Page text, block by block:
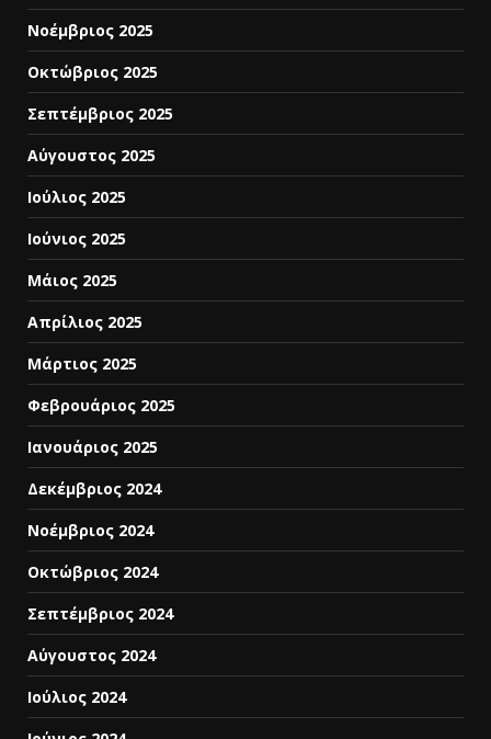
Νοέμβριος 2025
Οκτώβριος 2025
Σεπτέμβριος 2025
Αύγουστος 2025
Ιούλιος 2025
Ιούνιος 2025
Μάιος 2025
Απρίλιος 2025
Μάρτιος 2025
Φεβρουάριος 2025
Ιανουάριος 2025
Δεκέμβριος 2024
Νοέμβριος 2024
Οκτώβριος 2024
Σεπτέμβριος 2024
Αύγουστος 2024
Ιούλιος 2024